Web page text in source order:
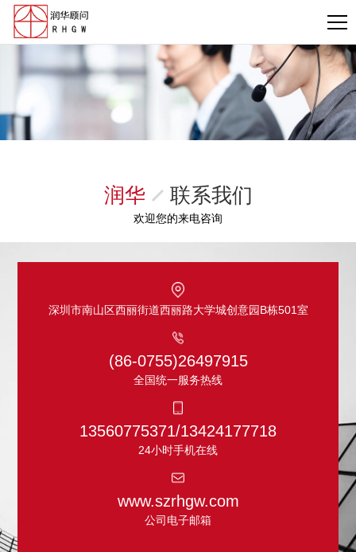
润华 联系我们
欢迎您的来电咨询
深圳市南山区西丽街道西丽路大学城创意园B栋501室
(86-0755)26497915
全国统一服务热线
13560775371/13424177718
24小时手机在线
www.szrhgw.com
公司电子邮箱